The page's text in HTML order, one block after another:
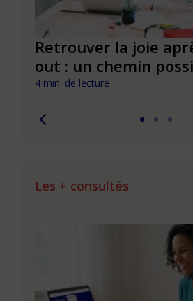
Retrouver la joie
out : un chemin
4 min. de lecture
Les + consultés